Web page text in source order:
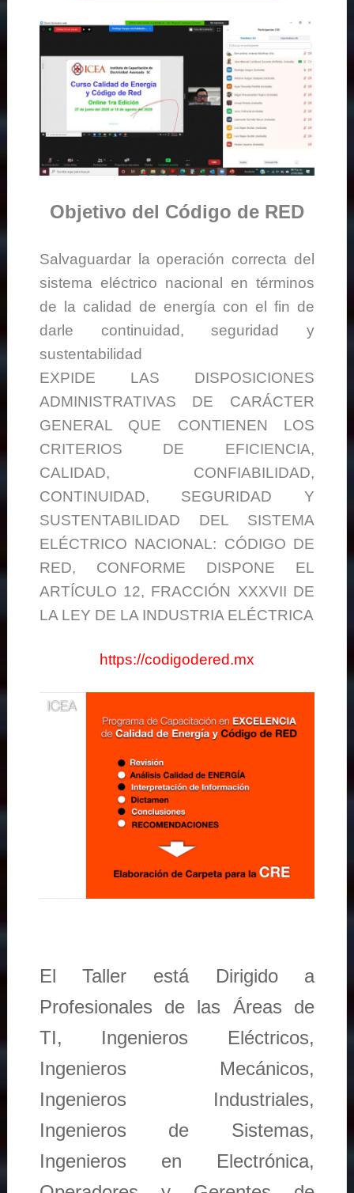
Objetivo del Código de RED
Salvaguardar la operación correcta del
sistema eléctrico nacional en términos
de la calidad de energía con el fin de
darle continuidad, seguridad y
sustentabilidad
EXPIDE LAS DISPOSICIONES
ADMINISTRATIVAS DE CARÁCTER
GENERAL QUE CONTIENEN LOS
CRITERIOS DE EFICIENCIA,
CALIDAD, CONFIABILIDAD,
CONTINUIDAD, SEGURIDAD Y
SUSTENTABILIDAD DEL SISTEMA
ELÉCTRICO NACIONAL: CÓDIGO DE
RED, CONFORME DISPONE EL
ARTÍCULO 12, FRACCIÓN XXXVII DE
LA LEY DE LA INDUSTRIA ELÉCTRICA
https://codigodered.mx
El Taller está Dirigido a
Profesionales de las Áreas de
TI, Ingenieros Eléctricos,
Ingenieros Mecánicos,
Ingenieros Industriales,
Ingenieros de Sistemas,
Ingenieros en Electrónica,